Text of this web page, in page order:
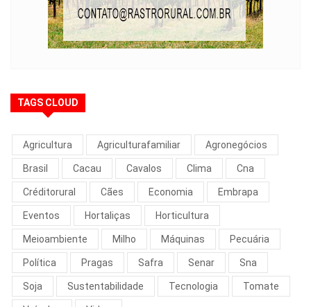
TAGS CLOUD
Agricultura Agriculturafamiliar Agronegócios
Brasil Cacau Cavalos Clima Cna
Créditorural Cães Economia Embrapa
Eventos Hortaliças Horticultura
Meioambiente Milho Máquinas Pecuária
Política Pragas Safra Senar Sna
Soja Sustentabilidade Tecnologia Tomate